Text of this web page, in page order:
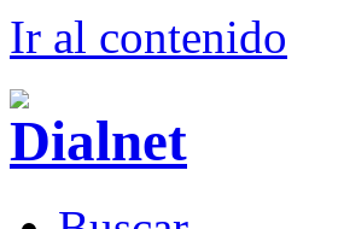
Ir al contenido